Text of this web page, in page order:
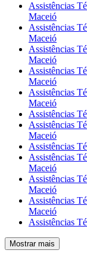
Assistências
Maceió
Assistências
Maceió
Assistências
Maceió
Assistências
Maceió
Assistências
Maceió
Assistências
Assistências
Maceió
Assistências
Assistências
Maceió
Assistências
Maceió
Assistências
Maceió
Assistências
Mostrar mais